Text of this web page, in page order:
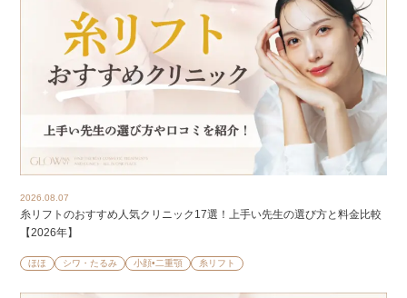
2026.08.07
糸リフトのおすすめ人気クリニック17選！上手い先生の選び方と料金比較
【2026年】
ほほ シワ・たるみ 小顔•二重顎 糸リフト